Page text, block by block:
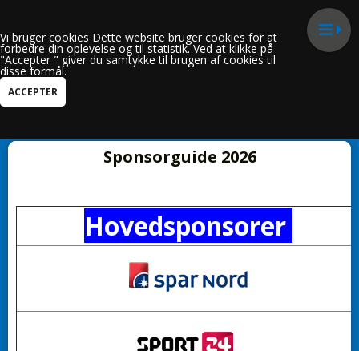
Sponsorguide 2026
Hovedsponsorer
Vi bruger cookies Dette website bruger cookies for at
forbedre din oplevelse og til statistik. Ved at klikke på
"Accepter " giver du samtykke til brugen af cookies til
disse formål.